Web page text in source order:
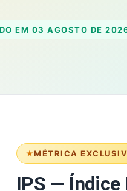
EM 03 AGOSTO DE
MÉTRICA
IPS — Índice